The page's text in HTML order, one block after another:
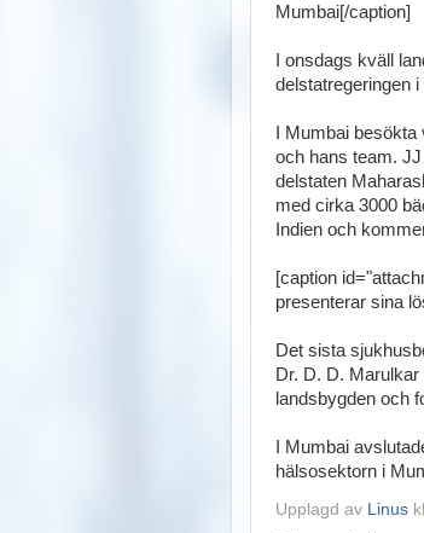
Mumbai[/caption]
I onsdags kväll
delstatregeringen
I Mumbai
och hans team.
delstaten
med cirka 3000
Indien och
[caption
presenterar sina
Det sista
Dr. D. D.
landsbygden och
I Mumbai
hälsosektorn i
Upplagd av Linus